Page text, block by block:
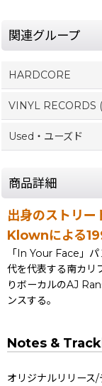
関連グループ
HARDCORE
VINYL RECORDS
Used・ユーズド
商品詳細
出身のストリ
Klownによる
「In Your Face」
代を代表する南カリ
りボーカルのAJ
ンスする。
Notes &
オリジナルリリース